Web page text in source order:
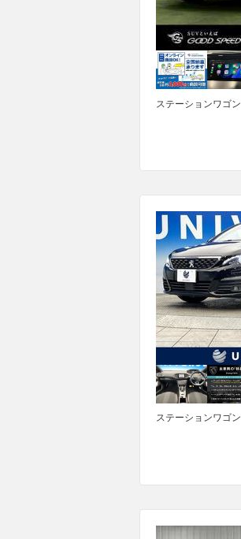
ステーションワゴン
ステーションワゴン